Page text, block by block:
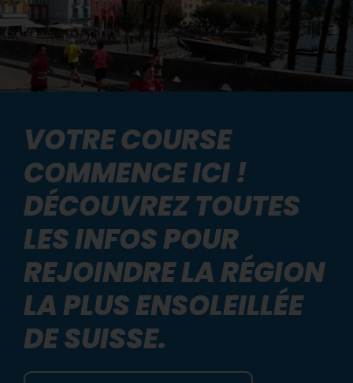
VOTRE COURSE
COMMENCE ICI !
DÉCOUVREZ TOUTES
LES INFOS POUR
REJOINDRE LA RÉGION
LA PLUS ENSOLEILLÉE
DE SUISSE.